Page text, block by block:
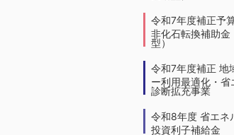
令和7年度補正予
非化石転換補助金
型）
令和7年度補正 地
ー利用最適化・省
診断拡充事業
令和8年度 省エネ
投資利子補給金